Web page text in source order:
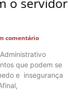
comentário
que podem se
e insegurança